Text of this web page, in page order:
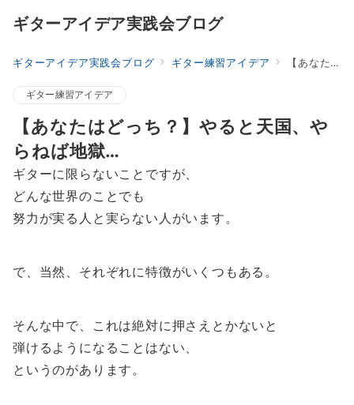
ギターアイデア実践会ブログ
ギターアイデア実践会ブログ ギター練習アイデア 【あなたはどっち？】やると天国、やらねば地獄…
ギター練習アイデア
【あなたはどっち？】やると天国、や
らねば地獄…
ギターに限らないことですが、
どんな世界のことでも
努力が実る人と実らない人がいます。
で、当然、それぞれに特徴がいくつもある。
そんな中で、これは絶対に押さえとかないと
弾けるようになることはない、
というのがあります。